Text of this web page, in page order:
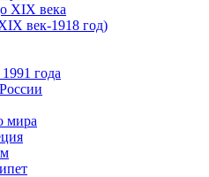
XIX века
век-1918 год)
года
мира